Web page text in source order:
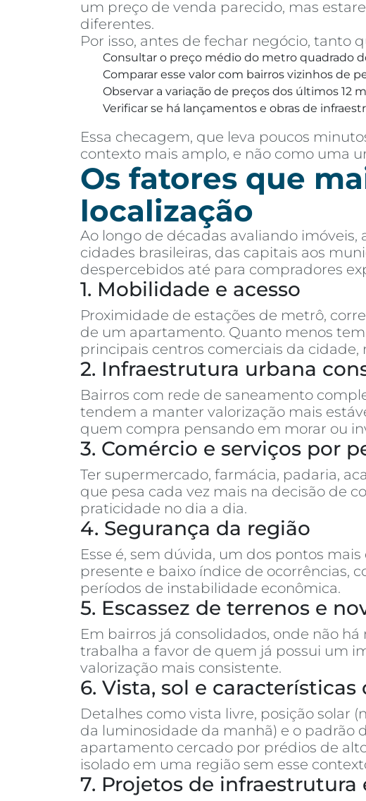
um preço de venda parecido, mas
diferentes.
Por isso, antes de fechar negócio,
Consultar o preço médio do metro quadrado
Comparar esse valor com bairros vizinhos de
Observar a variação de preços dos últimos 12
Verificar se há lançamentos e obras de
Essa checagem, que leva poucos
contexto mais amplo, e não como uma
Os fatores que
localização
Ao longo de décadas avaliando
cidades brasileiras, das capitais aos
despercebidos até para compradores
1. Mobilidade e acesso
Proximidade de estações de metrô,
de um apartamento. Quanto menos
principais centros comerciais da
2. Infraestrutura urbana
Bairros com rede de saneamento
tendem a manter valorização mais
quem compra pensando em morar ou
3. Comércio e serviços por
Ter supermercado, farmácia, padaria,
que pesa cada vez mais na decisão de
praticidade no dia a dia.
4. Segurança da região
Esse é, sem dúvida, um dos pontos
presente e baixo índice de ocorrências,
períodos de instabilidade econômica.
5. Escassez de terrenos e
Em bairros já consolidados, onde não
trabalha a favor de quem já possui um
valorização mais consistente.
6. Vista, sol e
Detalhes como vista livre, posição solar
da luminosidade da manhã) e o
apartamento cercado por prédios de
isolado em uma região sem esse
7. Projetos de infraestrutura